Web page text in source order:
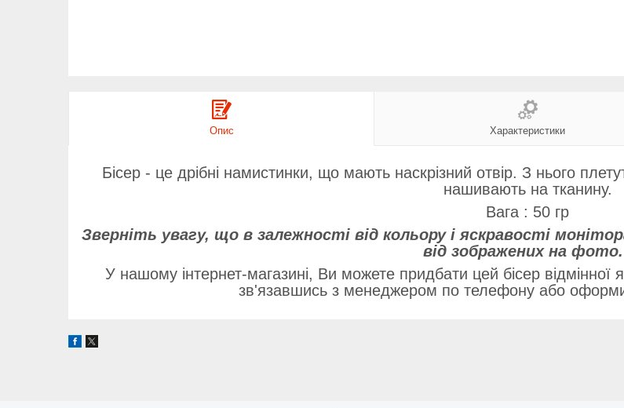
Опис Характеристики
Бісер - це дрібні намистинки, що мають наскрізний отвір. З нього
нашивають на тканину.
Вага : 50 гр
Зверніть увагу, що в залежності від кольору і яскравості
від зображених на фото.
У нашому інтернет-магазині, Ви можете придбати цей бісер відмінної
зв'язавшись з менеджером по телефону або